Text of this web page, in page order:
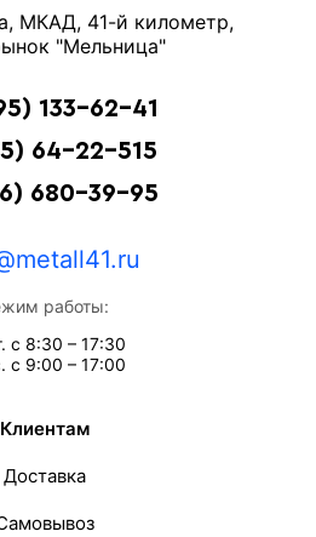
МКАД, 41-й километр,
"Мельница"
133-62-41
64-22-515
680-39-95
работы:
с 8:30 – 17:30
с 9:00 – 17:00
Клиентам
Доставка